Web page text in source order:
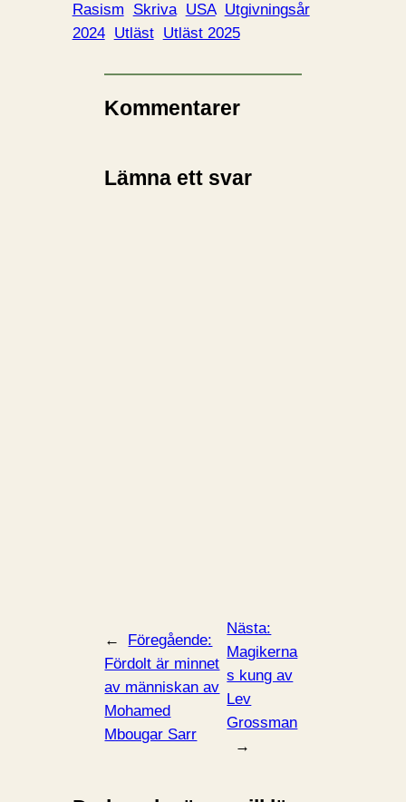
Rasism
Skriva USA Utgivningsår
2024 Utläst Utläst 2025
Kommentarer
Lämna ett svar
←
Föregående:
Fördolt är minnet
av människan av
Mohamed
Mbougar Sarr
Nästa:
Magikerna
s kung av
Lev
Grossman
→